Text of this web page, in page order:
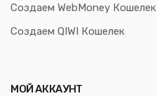
Создаем WebMoney Кошелек
Создаем QIWI Кошелек
МОЙ АККАУНТ